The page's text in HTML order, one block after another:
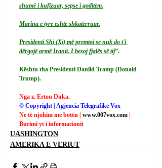
shumë i kufizuar, sepse i goditëm.
Marina e tyre është shkatërruar.
Presidenti Shi (Xi) më premtoi se nuk do t'i
dërgojë armë Iranit. I besoj fjalës së tij”.
Kështu tha Presidenti Danlld Tramp (Donald
Trump).
Nga z. Erton Duka.
© Copyright | Agjencia Telegrafike Vox
Ne të njohim me botën | www.007vox.com |
Burimi yt i informacionit
UASHINGTON
AMERIKA E VERIUT